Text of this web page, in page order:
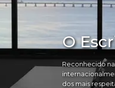
O
Reconhecido
dos mais